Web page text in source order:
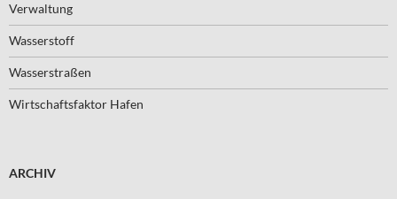
Verwaltung
Wasserstoff
Wasserstraßen
Wirtschaftsfaktor Hafen
ARCHIV